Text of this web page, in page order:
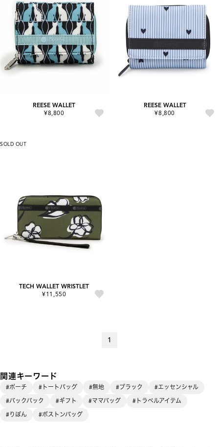
REESE WALLET
¥8,800
REESE WALLET
¥8,800
SOLD OUT
TECH WALLET WRISTLET
¥11,550
1
関連キーワード
#ポーチ #トートバッグ #無地 #ブラック
#エッセンシャル
#バックパック
#ギフト #ママバッグ
#トラベルアイテム
#りぼん
#ボストンバッグ